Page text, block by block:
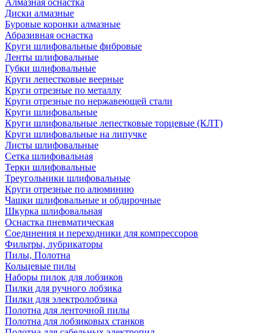
Алмазная оснастка
Диски алмазные
Буровые коронки алмазные
Абразивная оснастка
Круги шлифовальные фибровые
Ленты шлифовальные
Губки шлифовальные
Круги лепестковые веерные
Круги отрезные по металлу
Круги отрезные по нержавеющей стали
Круги шлифовальные
Круги шлифовальные лепестковые торцевые (КЛТ)
Круги шлифовальные на липучке
Листы шлифовальные
Сетка шлифовальная
Терки шлифовальные
Треугольники шлифовальные
Круги отрезные по алюминию
Чашки шлифовальные и обдирочные
Шкурка шлифовальная
Оснастка пневматическая
Соединения и переходники для компрессоров
Фильтры, лубрикаторы
Пилы, Полотна
Кольцевые пилы
Наборы пилок для лобзиков
Пилки для ручного лобзика
Пилки для электролобзика
Полотна для ленточной пилы
Полотна для лобзиковых станков